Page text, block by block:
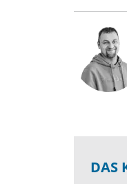
DAS